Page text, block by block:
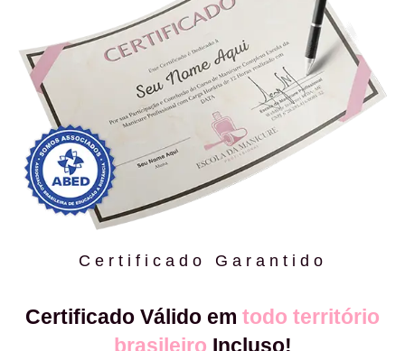
Certificado Garantido
Certificado Válido em todo território
brasileiro Incluso!